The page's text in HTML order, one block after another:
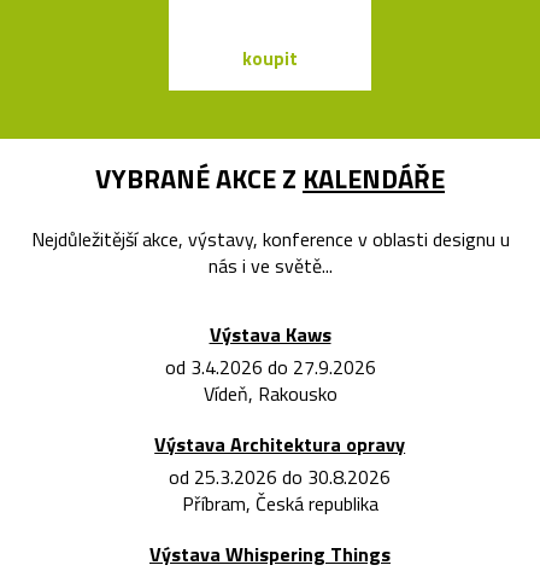
koupit
VYBRANÉ AKCE Z KALENDÁŘE
Nejdůležitější akce, výstavy, konference v oblasti designu u
nás i ve světě...
Výstava Kaws
od 3.4.2026 do 27.9.2026
Vídeň, Rakousko
Výstava Architektura opravy
od 25.3.2026 do 30.8.2026
Příbram, Česká republika
Výstava Whispering Things